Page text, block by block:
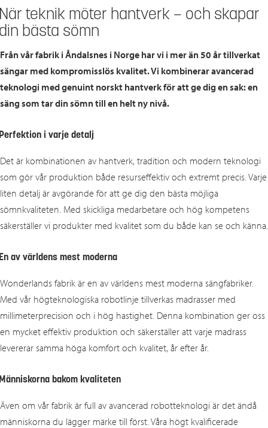
teknik möter hantverk – och skapar
bästa sömn
Från vår fabrik i Åndalsnes i Norge har vi i mer än 50 år tillverkat
sängar med kompromisslös kvalitet. Vi kombinerar avancerad
teknologi med genuint norskt hantverk för att ge dig en sak: en
säng som tar din sömn till en helt ny nivå.
i varje detalj
Det är kombinationen av hantverk, tradition och modern teknologi
som gör vår produktion både resurseffektiv och extremt precis. Varje
liten detalj är avgörande för att ge dig den bästa möjliga
sömnkvaliteten. Med skickliga medarbetare och hög kompetens
säkerställer vi produkter med kvalitet som du både kan se och känna.
av världens mest moderna
Wonderlands fabrik är en av världens mest moderna sängfabriker.
Med vår högteknologiska robotlinje tillverkas madrasser med
millimeterprecision och i hög hastighet. Denna kombination ger oss
en mycket effektiv produktion och säkerställer att varje madrass
levererar samma höga komfort och kvalitet, år efter år.
bakom kvaliteten
Även om vår fabrik är full av avancerad robotteknologi är det ändå
människorna du lägger märke till först. Våra högt kvalificerade